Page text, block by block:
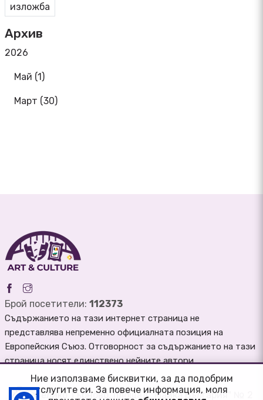
изложба
Архив
2026
Май (1)
Март (30)
Брой посетители: 112373
Съдържанието на тази интернет страница не
представлява непременно официалната позиция на
Европейския Съюз. Отговорност за съдържанието на тази
страница носят единствено нейните автори.
Велико Търново, площад "Майка България" № 2
Ние използваме бисквитки, за да подобрим
услугите си. За повече информация, моля